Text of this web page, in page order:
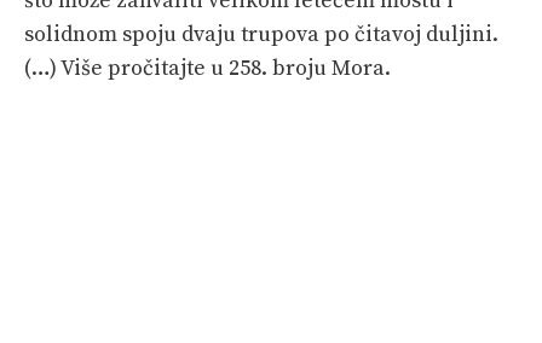
solidnom spoju dvaju trupova po čitavoj duljini.
(…) Više pročitajte u 258. broju Mora.